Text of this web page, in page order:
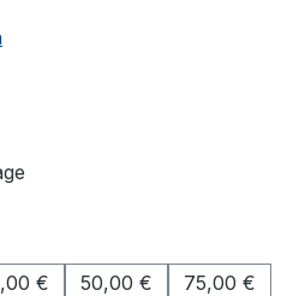
€ 50,00 €
75,00 €